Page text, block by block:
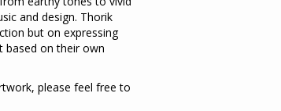
and design. Thorik
but on expressing
based on their own
please feel free to
voor onze nieuwsbrief